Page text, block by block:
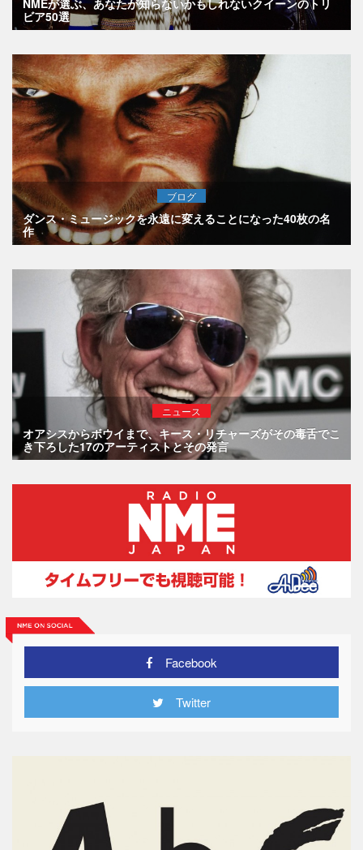
ビア50選
ブログ
ダンス・ミュージックを永遠に変えることになった40枚の名
作
ニュース
オアシスからボウイまで、キース・リチャーズがその毒舌でこ
き下ろした17のアーティストとその発言
Facebook
Twitter